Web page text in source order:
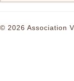
© 2026 Association